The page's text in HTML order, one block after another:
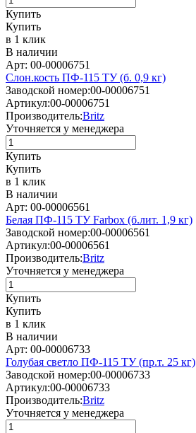
Купить
Купить
в 1 клик
В наличии
Арт: 00-00006751
Слон.кость ПФ-115 ТУ (б. 0,9 кг)
Заводской номер:00-00006751
Артикул:00-00006751
Производитель:Britz
Уточняется у менеджера
Купить
Купить
в 1 клик
В наличии
Арт: 00-00006561
Белая ПФ-115 ТУ Farbox (б.лит. 1,9 кг)
Заводской номер:00-00006561
Артикул:00-00006561
Производитель:Britz
Уточняется у менеджера
Купить
Купить
в 1 клик
В наличии
Арт: 00-00006733
Голубая светло ПФ-115 ТУ (пр.т. 25 кг)
Заводской номер:00-00006733
Артикул:00-00006733
Производитель:Britz
Уточняется у менеджера